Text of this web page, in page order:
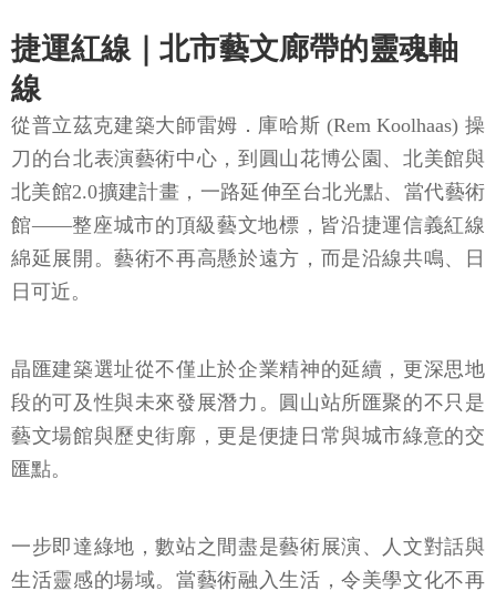
捷運紅線｜北市藝文廊帶的靈魂軸
線
從普立茲克建築大師雷姆．庫哈斯 (Rem Koolhaas) 操
刀的台北表演藝術中心，到圓山花博公園、北美館與
北美館2.0擴建計畫，一路延伸至台北光點、當代藝術
館——整座城市的頂級藝文地標，皆沿捷運信義紅線
綿延展開。藝術不再高懸於遠方，而是沿線共鳴、日
日可近。
晶匯建築選址從不僅止於企業精神的延續，更深思地
段的可及性與未來發展潛力。圓山站所匯聚的不只是
藝文場館與歷史街廓，更是便捷日常與城市綠意的交
匯點。
一步即達綠地，數站之間盡是藝術展演、人文對話與
生活靈感的場域。當藝術融入生活，令美學文化不再